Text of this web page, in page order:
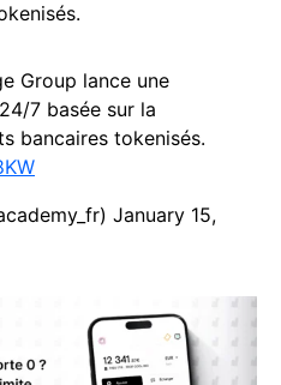
Group lance une
7 basée sur la
bancaires tokenisés.
January 15,